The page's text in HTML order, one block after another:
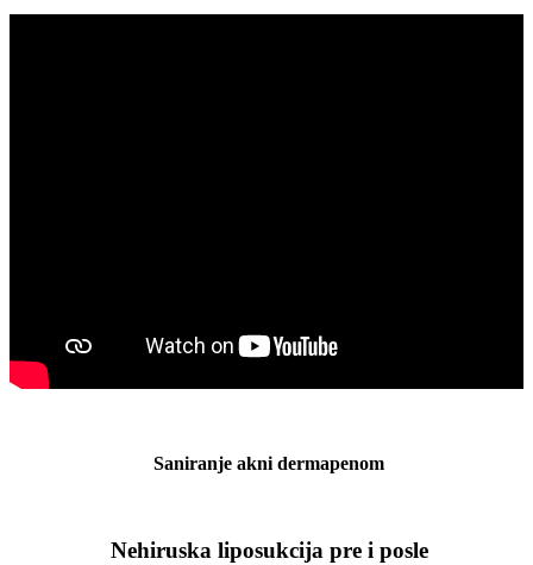
Saniranje akni dermapenom
Nehiruska liposukcija pre i posle